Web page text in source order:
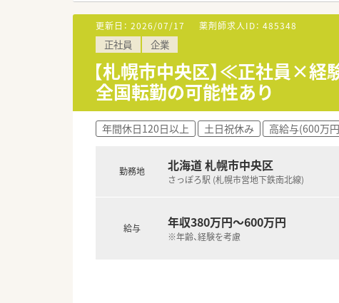
■医療の発展に寄与するという強い
【必要スキル・歓迎スキル】
■日本SMO協会公認のSMA資格を
■採用後は東京で約2週間にわたり
■これまでの治験事務経験で培った
【会社特徴】
■開発から販売まで一貫した支援体
■医療領域にとどまらず、予防や健
■各事業部が自律したLABとして
更新日： 2026/07/17 薬剤師求人ID： 485348
正社員 企業
【札幌市中央区】≪正社員×
全国転勤の可能性あり
年間休日120日以上 土日祝休み 高給与(600万
勤務地 北海道 札幌市中央区
さっぽろ駅 (札幌市営地下鉄南北線)
給与 年収380万円～600万円
※年齢、経験を考慮